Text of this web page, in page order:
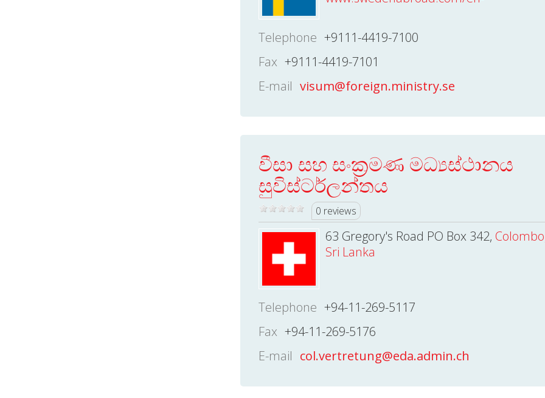
Telephone +9111-4419-7100
Fax +9111-4419-7101
E-mail visum@foreign.ministry.se
වීසා සහ සංක්‍රමණ මධ්‍යස්ථානය
සුවිස්ටර්ලන්තය
0 reviews
63 Gregory's Road PO Box 342, Colombo
Sri Lanka
Telephone +94-11-269-5117
Fax +94-11-269-5176
E-mail col.vertretung@eda.admin.ch